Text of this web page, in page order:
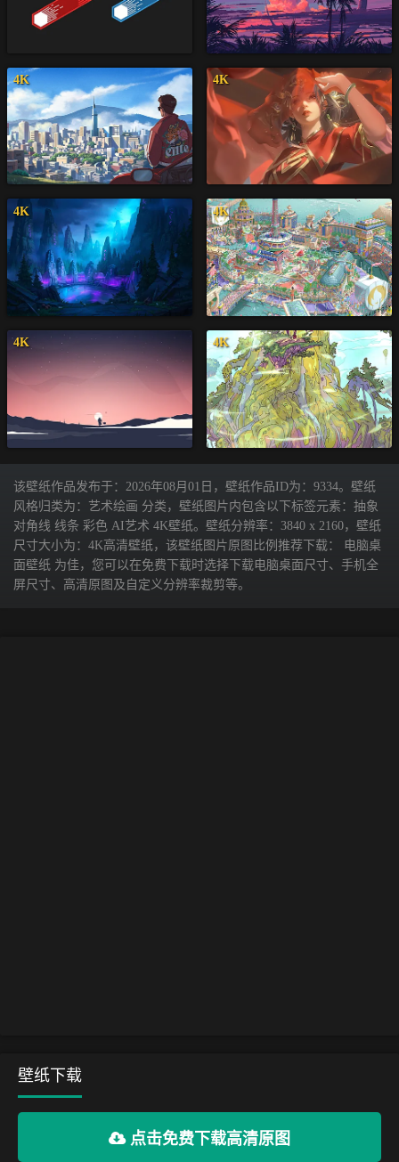
4K 4K
4K 4K
4K 4K
该壁纸作品发布于：2026年08月01日，壁纸作品ID为：9334。壁纸
风格归类为：艺术绘画 分类，壁纸图片内包含以下标签元素：抽象
对角线 线条 彩色 AI艺术 4K壁纸。壁纸分辨率：3840 x 2160，壁纸
尺寸大小为：4K高清壁纸，该壁纸图片原图比例推荐下载： 电脑桌
面壁纸 为佳，您可以在免费下载时选择下载电脑桌面尺寸、手机全
屏尺寸、高清原图及自定义分辨率裁剪等。
壁纸下载
点击免费下载高清原图